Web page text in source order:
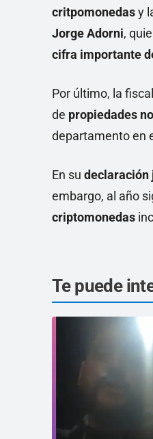
critpomonedasy
Jorge Adorni,
cifra importante
Por último, la
de propiedades
departamento en
En su declaración
embargo, al año
criptomonedas
Te puede